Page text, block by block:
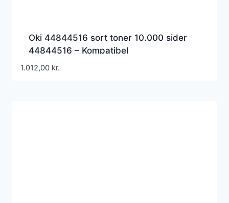
Oki 44844516 sort toner 10.000 sider
44844516 – Kompatibel
1.012,00 kr.